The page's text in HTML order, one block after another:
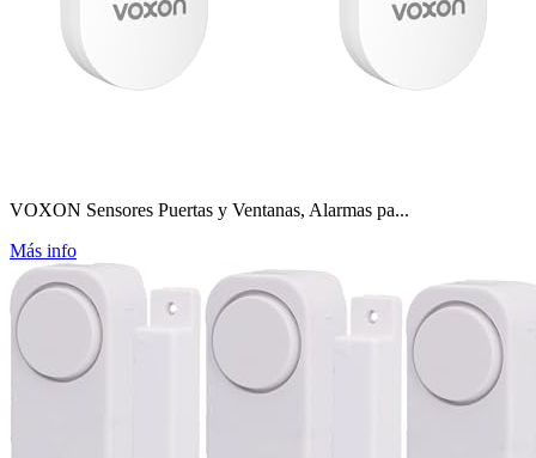
VOXON Sensores Puertas y Ventanas, Alarmas pa...
Más info